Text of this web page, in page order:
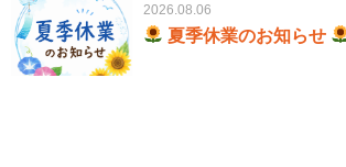
2026.08.06
夏季休業のお知らせ